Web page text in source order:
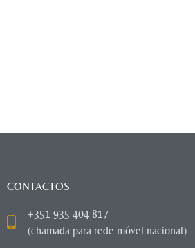
CONTACTOS
+351 935 404 817
(chamada para rede móvel nacional)